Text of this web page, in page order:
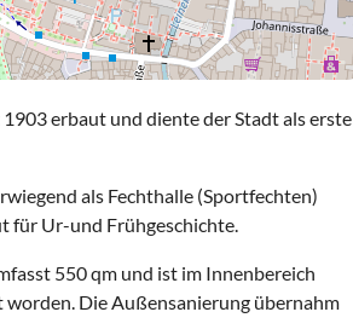
erbaut und diente der Stadt als erste
als Fechthalle (Sportfechten)
für Ur-und Frühgeschichte.
550 qm und ist im Innenbereich
worden. Die Außensanierung übernahm